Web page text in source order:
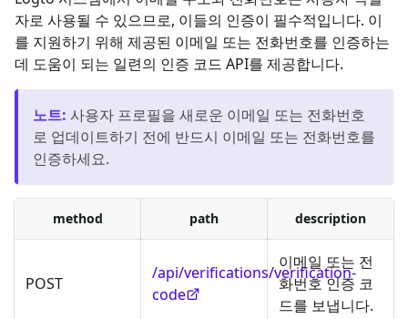
자로 사용될 수 있으므로, 이들의 인증이 필수적입니다. 이
를 지원하기 위해 제공된 이메일 또는 전화번호를 인증하는
데 도움이 되는 일련의 인증 코드 API를 제공합니다.
노트: 사용자 프로필을 새로운 이메일 또는 전화번호
로 업데이트하기 전에 반드시 이메일 또는 전화번호를
인증하세요.
method path description
POST
/api/verifications/verification-
code
이메일 또는 전
화번호 인증 코
드를 보냅니다.